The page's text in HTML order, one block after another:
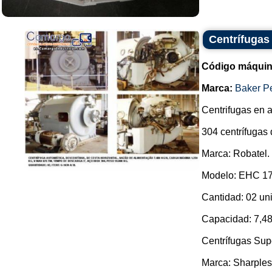
Código
Marca: Baker
Centrifugas en
304 centrífugas
Marca: Robatel.
Modelo: EHC
Cantidad: 02
Capacidad:
Centrífugas
Marca: